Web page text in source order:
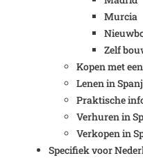
Murcia
Zelf
Kopen met
Lenen in
Praktische
Verhuren in
Verkopen in
Specifiek voor